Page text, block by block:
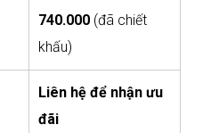
740.000 (đã chiết
khấu)
Liên hệ để nhận ưu
đãi